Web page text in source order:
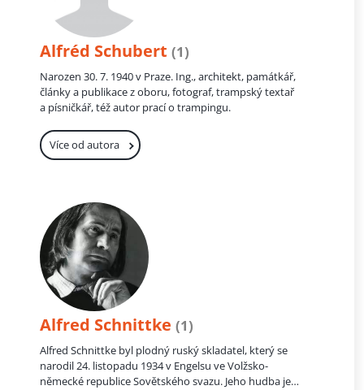
Alfréd Schubert (1)
Narozen 30. 7. 1940 v Praze. Ing., architekt, památkář,
články a publikace z oboru, fotograf, trampský textař
a písničkář, též autor prací o trampingu.
Více od autora
Alfred Schnittke (1)
Alfred Schnittke byl plodný ruský skladatel, který se
narodil 24. listopadu 1934 v Engelsu ve Volžsko-
německé republice Sovětského svazu. Jeho hudba je